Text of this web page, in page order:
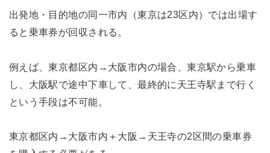
出発地・目的地の同一市内（東京は23区内）では出場す
ると乗車券が回収される。
例えば、東京都区内→大阪市内の場合、東京駅から乗車
し、大阪駅で途中下車して、最終的に天王寺駅まで行く
という手段は不可能。
東京都区内→大阪市内＋大阪→天王寺の2区間の乗車券